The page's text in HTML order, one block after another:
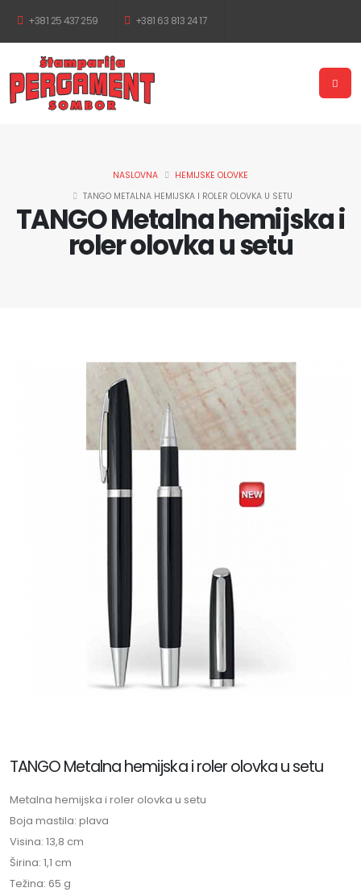
+381 25 437 259 +381 63 813 24 17
TANGO Metalna hemijska i
roler olovka u setu
NASLOVNA
HEMIJSKE OLOVKE
TANGO METALNA HEMIJSKA I ROLER OLOVKA U SETU
TANGO Metalna hemijska i roler olovka u setu
Metalna hemijska i roler olovka u setu
Boja mastila: plava
Visina: 13,8 cm
Širina: 1,1 cm
Težina: 65 g